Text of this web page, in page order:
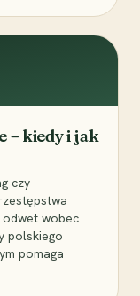
– kiedy i jak
czy
wobec
polskiego
pomaga